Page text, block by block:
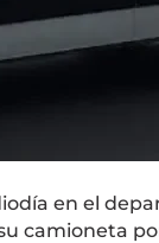
en el
camioneta